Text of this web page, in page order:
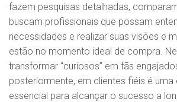
fazem pesquisas detalhadas,
buscam profissionais que possam
necessidades e realizar suas visões e
estão no momento ideal de compra.
transformar “curiosos” em fãs
posteriormente, em clientes fiéis é uma
essencial para alcançar o sucesso a